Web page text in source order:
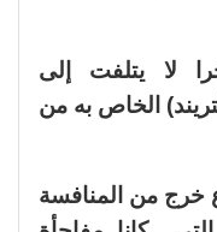
لا يتلفت إلى
الخاص به من
خرج من المنافسة